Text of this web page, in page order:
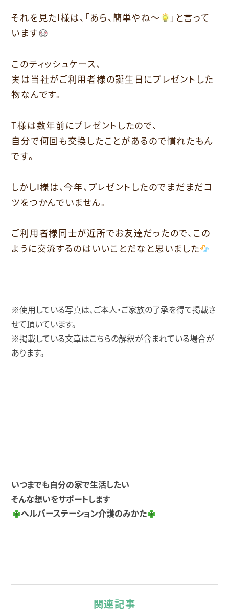
それを見たI様は、「あら、簡単やね～
」と言って
います
このティッシュケース、
実は当社がご利用者様の誕生日にプレゼントした
物なんです。
T様は数年前にプレゼントしたので、
自分で何回も交換したことがあるので慣れたもん
です。
しかしI様は、今年、プレゼントしたのでまだまだコ
ツをつかんでいません。
ご利用者様同士が近所でお友達だったので、この
ように交流するのはいいことだなと思いました
※使用している写真は、ご本人・ご家族の了承を得て掲載さ
せて頂いています。
※掲載している文章はこちらの解釈が含まれている場合が
あります。
いつまでも自分の家で生活したい
そんな想いをサポートします
ヘルパーステーション介護のみかた
関連記事